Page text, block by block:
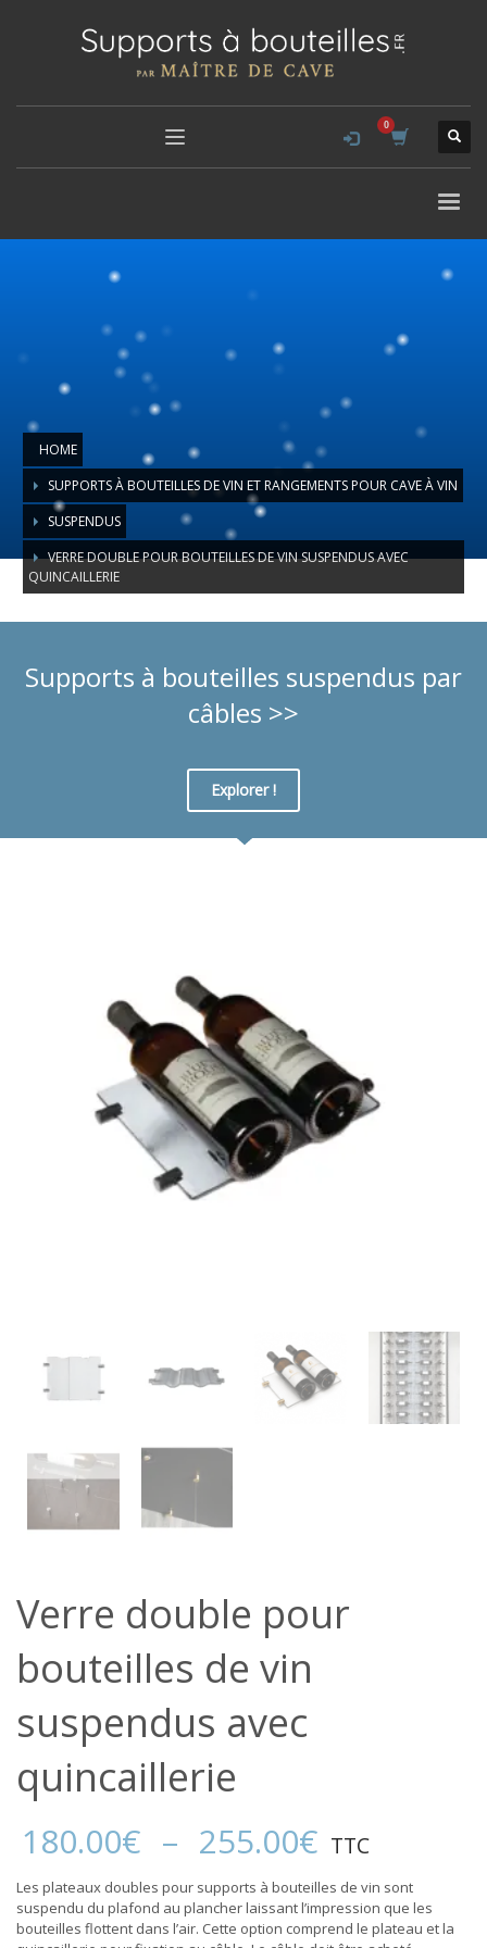
HOME
SUPPORTS À BOUTEILLES DE VIN ET RANGEMENTS POUR CAVE À VIN
SUSPENDUS
VERRE DOUBLE POUR BOUTEILLES DE VIN SUSPENDUS AVEC
QUINCAILLERIE
Supports à bouteilles suspendus par
câbles >>
Explorer !
Verre double pour
bouteilles de vin
suspendus avec
quincaillerie
180.00€ – 255.00€ Plage
de
prix :
180.00€
à
TTC
Les plateaux doubles pour supports à bouteilles de vin sont
suspendu du plafond au plancher laissant l’impression que les
bouteilles flottent dans l’air. Cette option comprend le plateau et la